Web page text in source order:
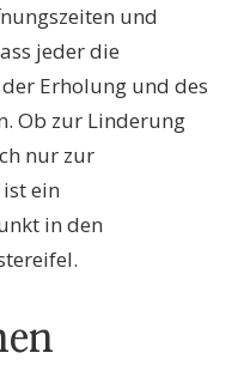
und
jeder die
Erholung und des
Ob zur Linderung
nur zur
ein
in den